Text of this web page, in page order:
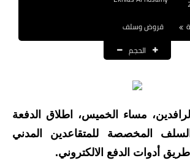
العقود والاجور اليومية
القروض والسلف
المنح المالية
قروض وسلف
الحجم
مساء الخميس، اطلاق الدفعة
المخصصة للمتقاعدين المدني
أدوات الدفع الالكتروني.